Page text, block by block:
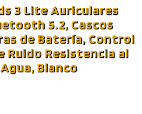
3 Lite Auriculares
5.2, Cascos
de Batería, Control
Ruido Resistencia al
Blanco